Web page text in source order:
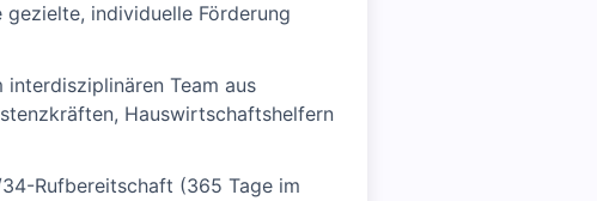
individuelle Förderung
interdisziplinären Team aus
Hauswirtschaftshelfern
Rufbereitschaft (365 Tage im